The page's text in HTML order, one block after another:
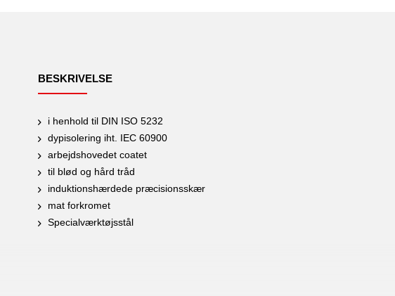
BESKRIVELSE
i henhold til DIN ISO 5232
dypisolering iht. IEC 60900
arbejdshovedet coatet
til blød og hård tråd
induktionshærdede præcisionsskær
mat forkromet
Specialværktøjsstål